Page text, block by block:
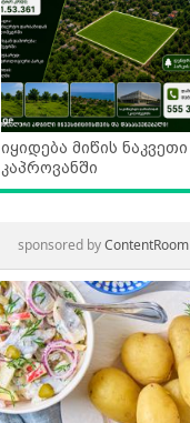
იყიდება მიწის ნაკვეთი
კაპროვანში
sponsored byContentRoom